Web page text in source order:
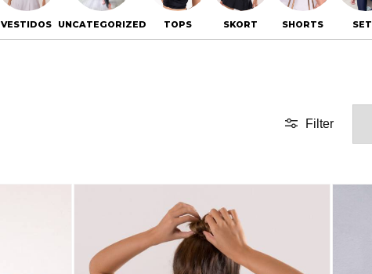
VESTIDOS UNCATEGORIZED TOPS SKORT SHORTS
Filter